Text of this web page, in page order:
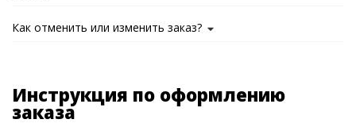
Как отменить или изменить заказ?
Инструкция по оформлению
заказа